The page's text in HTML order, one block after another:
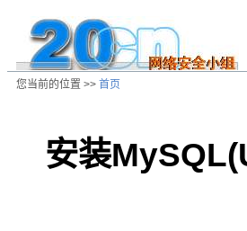
您当前的位置 >> 首页
安装